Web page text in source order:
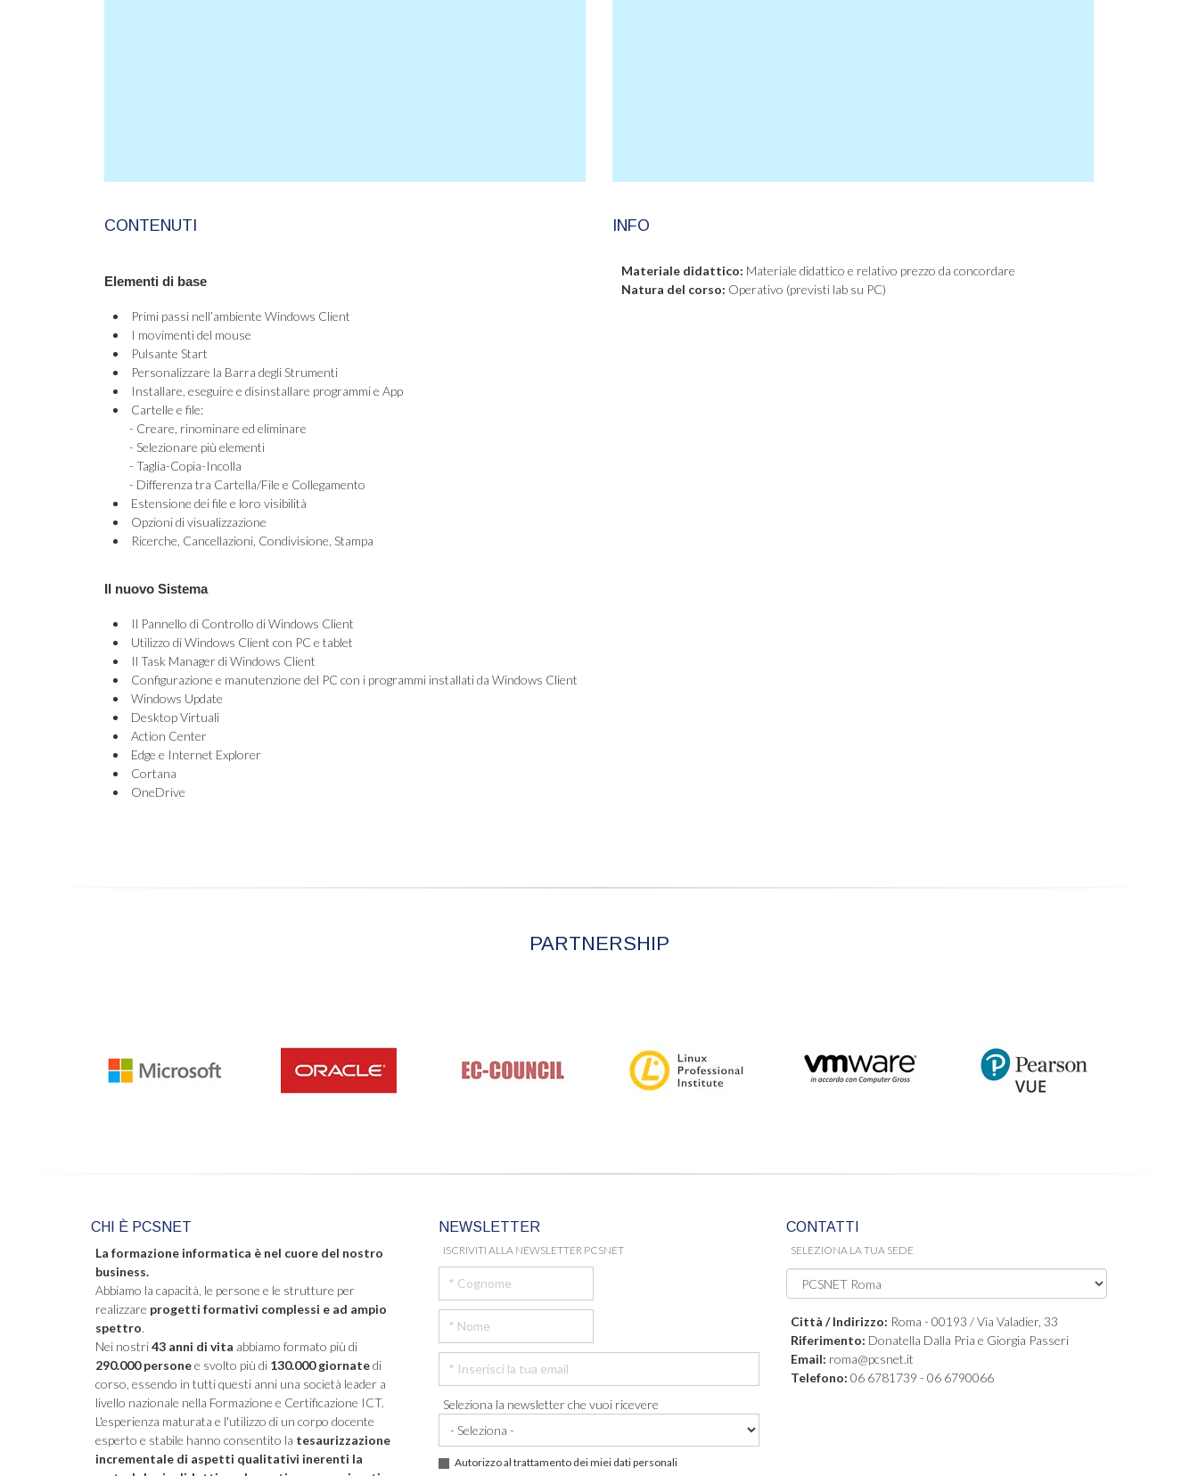
CONTENUTI
Elementi di base
Primi passi nell’ambiente Windows Client
I movimenti del mouse
Pulsante Start
Personalizzare la Barra degli Strumenti
Installare, eseguire e disinstallare programmi e App
Cartelle e file:
- Creare, rinominare ed eliminare
- Selezionare più elementi
- Taglia-Copia-Incolla
- Differenza tra Cartella/File e Collegamento
Estensione dei file e loro visibilità
Opzioni di visualizzazione
Ricerche, Cancellazioni, Condivisione, Stampa
Il nuovo Sistema
Il Pannello di Controllo di Windows Client
Utilizzo di Windows Client con PC e tablet
Il Task Manager di Windows Client
Configurazione e manutenzione del PC con i programmi installati da Windows Client
Windows Update
Desktop Virtuali
Action Center
Edge e Internet Explorer
Cortana
OneDrive
INFO
Materiale didattico: Materiale didattico e relativo prezzo da concordare
Natura del corso: Operativo (previsti lab su PC)
PARTNERSHIP
CHI È PCSNET
La formazione informatica è nel cuore del nostro
business.
Abbiamo la capacità, le persone e le strutture per
realizzare progetti formativi complessi e ad ampio
spettro.
Nei nostri43 anni di vita abbiamo formato più di
290.000 personee svolto più di 130.000 giornatedi
corso, essendo in tutti questi anni una società leader a
livello nazionale nella Formazione e Certificazione ICT.
L'esperienza maturata e l'utilizzo di un corpo docente
esperto e stabile hanno consentito la tesaurizzazione
incrementale di aspetti qualitativi inerenti la
NEWSLETTER
ISCRIVITI ALLA NEWSLETTER PCSNET
Seleziona la newsletter che vuoi ricevere
Autorizzo al trattamento dei miei dati personali
CONTATTI
SELEZIONA LA TUA SEDE
Città / Indirizzo: Roma - 00193 / Via Valadier, 33
Riferimento: Donatella Dalla Pria e Giorgia Passeri
Email: roma@pcsnet.it
Telefono: 06 6781739 - 06 6790066